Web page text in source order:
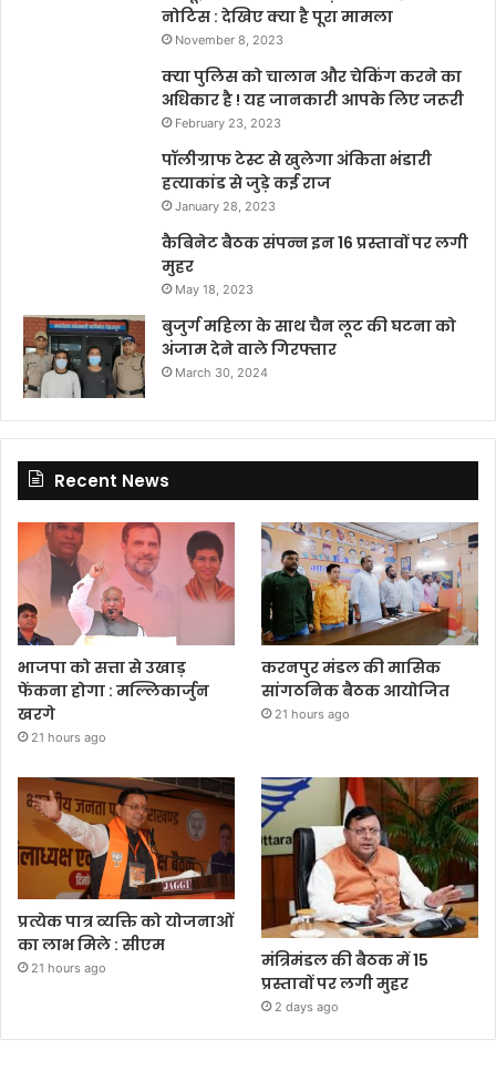
नोटिस : देखिए क्या है पूरा मामला
November 8, 2023
क्या पुलिस को चालान और चेकिंग करने का
अधिकार है ! यह जानकारी आपके लिए जरूरी
February 23, 2023
पॉलीग्राफ टेस्ट से खुलेगा अंकिता भंडारी
हत्याकांड से जुड़े कई राज
January 28, 2023
कैबिनेट बैठक संपन्न इन 16 प्रस्तावों पर लगी
मुहर
May 18, 2023
बुजुर्ग महिला के साथ चैन लूट की घटना को
अंजाम देने वाले गिरफ्तार
March 30, 2024
Recent News
भाजपा को सत्ता से उखाड़
फेंकना होगा : मल्लिकार्जुन
खरगे
21 hours ago
करनपुर मंडल की मासिक
सांगठनिक बैठक आयोजित
21 hours ago
प्रत्येक पात्र व्यक्ति को योजनाओं
का लाभ मिले : सीएम
21 hours ago
मंत्रिमंडल की बैठक में 15
प्रस्तावों पर लगी मुहर
2 days ago